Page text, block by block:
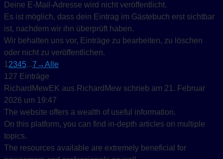
Deine E-Mail-Adresse wird nicht veröffentlicht.
Es ist möglich, dass dein Eintrag im Gästebuch erst sichtbar
ist, nachdem wir ihn überprüft haben.
Wir behalten uns vor, Einträge zu bearbeiten, zu löschen
oder nicht zu veröffentlichen.
Navigation der Gästebuchliste
1 2345...7 →Alle
127 Einträge
RichardMewEK aus RichardMew schrieb am 21. Februar
2026 um 19:47
The website offers a wealth of useful information.
On this platform, you can find in-depth articles on multiple
topics.
The resources available are extremely beneficial for